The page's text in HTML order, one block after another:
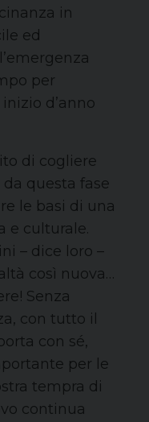
in
ed
per
d’anno
di cogliere
da questa fase
le basi di una
e culturale.
– dice loro –
così nuova…
Senza
con tutto il
con sé,
per le
tempra di
continua